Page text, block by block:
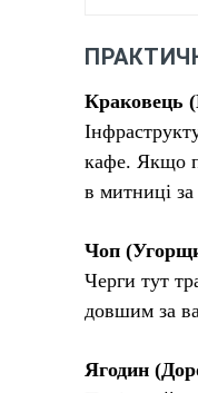
Краковець
кафе. Якщо
в митниці за
Чоп
Черги тут
довшим за
Ягодин